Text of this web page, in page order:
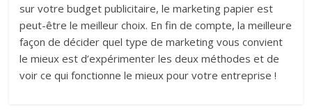
sur votre budget publicitaire, le marketing papier est
peut-être le meilleur choix. En fin de compte, la meilleure
façon de décider quel type de marketing vous convient
le mieux est d’expérimenter les deux méthodes et de
voir ce qui fonctionne le mieux pour votre entreprise !